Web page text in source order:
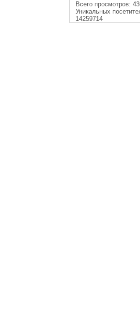
Всего просмотров:
Уникальных
14259714